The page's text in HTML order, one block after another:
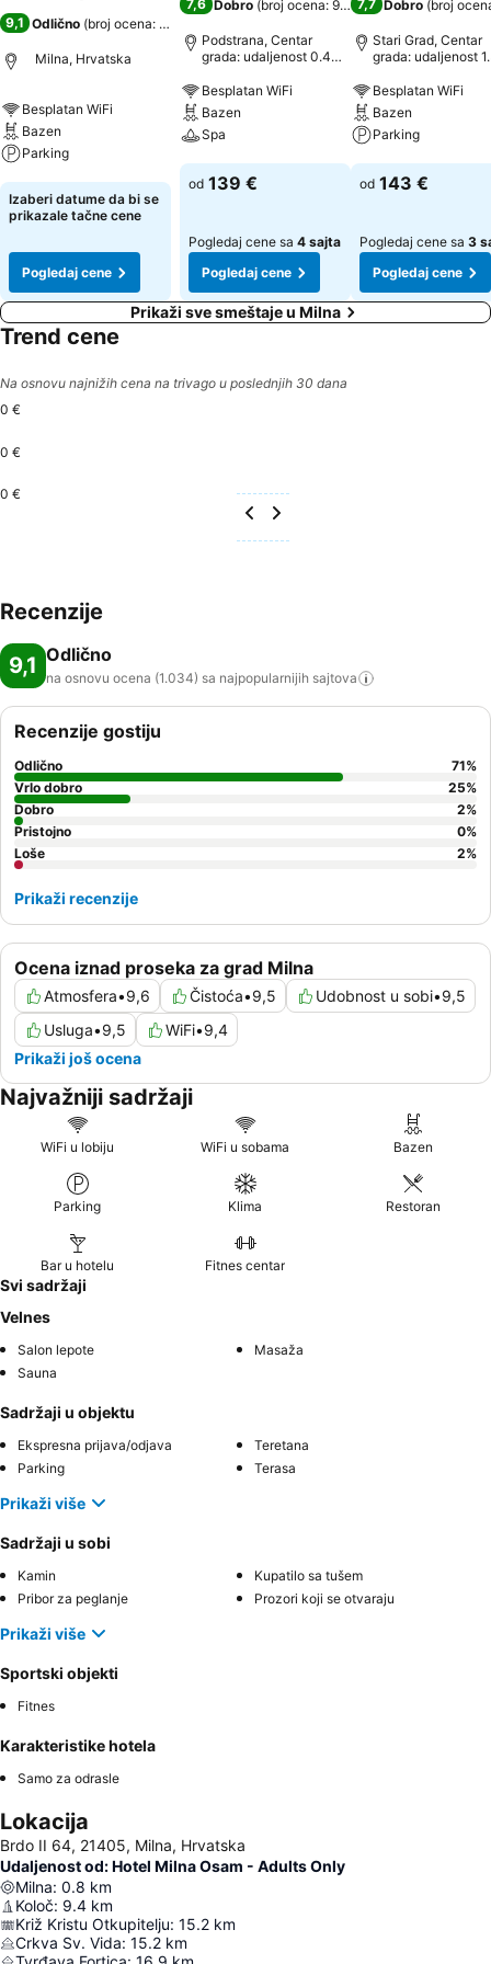
9,1 Odlično (broj ocena: 1.034
Milna, Hrvatska
Besplatan WiFi
Bazen
Parking
Pogledaj cene
Izaberi datume da bi se
prikazale tačne cene
Pogledaj cene
7,6 Dobro (broj ocena: 993 )
Podstrana, Centar
grada: udaljenost 0.4
Besplatan WiFi
Bazen
Spa
Pogledaj cene
od 139 €
Pogledaj cene sa 4 sajta
Pogledaj cene
7,7 Dobro (broj
Stari Grad, Centar
grada: udaljenost
Besplatan WiFi
Bazen
Parking
Pogledaj cene
od 143 €
Pogledaj cene sa 3
Pogledaj cene
Prikaži sve smeštaje u Milna
Trend cene
Na osnovu najnižih cena na trivago u poslednjih 30 dana
0 €
0 €
0 €
Recenzije
9,1 Odlično
na osnovu ocena (1.034) sa najpopularnijih sajtova
Ocena iznad proseka za grad Milna
Atmosfera•9,6 Čistoća•9,5 Udobnost u sobi•9,5
Usluga•9,5 WiFi•9,4
Prikaži još ocena
Recenzije gostiju
Odlično 71%
Vrlo dobro
25%
Dobro
2%
Pristojno
0%
Loše
2%
Prikaži recenzije
Najvažniji sadržaji
WiFi u lobiju WiFi u sobama Bazen
Parking Klima Restoran
Bar u hotelu Fitnes centar
Svi sadržaji
Velnes
Salon lepote
Masaža
Sauna
Sadržaji u objektu
Ekspresna prijava/odjava
Teretana
Parking
Terasa
Prikaži više
Sadržaji u sobi
Kamin
Kupatilo sa tušem
Pribor za peglanje
Prozori koji se otvaraju
Prikaži više
Sportski objekti
Fitnes
Karakteristike hotela
Samo za odrasle
Lokacija
Brdo II 64, 21405, Milna, Hrvatska
Udaljenost od: Hotel Milna Osam - Adults Only
Milna: 0.8 km
Koloč: 9.4 km
Križ Kristu Otkupitelju: 15.2 km
Crkva Sv. Vida: 15.2 km